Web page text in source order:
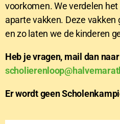
voorkomen. We verdelen
aparte vakken. Deze vakken
en zo laten we de kinderen
Heb je vragen, mail dan naar
Er wordt geen